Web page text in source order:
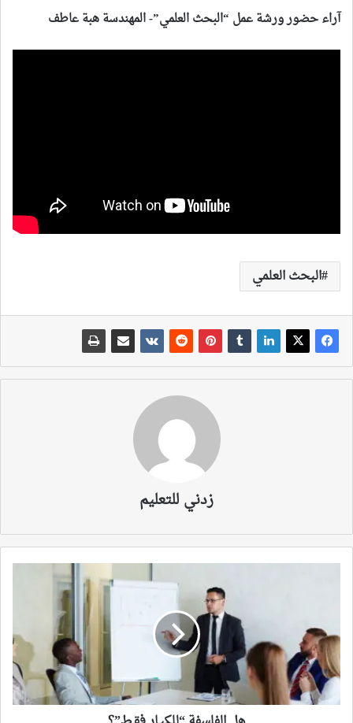
آراء حضور ورشة عمل “البحث العلمي”- المهندسة هبة عاطف
البحث العلمي
زدني للتعليم